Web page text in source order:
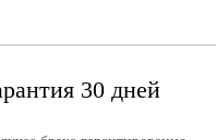
30 дней